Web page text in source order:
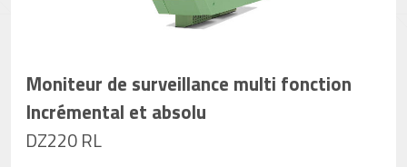
Moniteur de surveillance multi fonction
Incrémental et absolu
DZ220 RL